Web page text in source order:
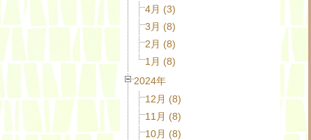
4月 (3)
3月 (8)
2月 (8)
1月 (8)
2024年
12月 (8)
11月 (8)
10月 (8)